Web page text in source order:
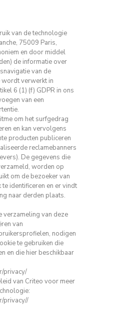
van de technologie
75009 Paris,
en door middel
de informatie over
van de
wordt verwerkt in
6 (1) (f) GDPR in ons
van een
om het surfgedrag
en kan vervolgens
producten publiceren
reclamebanners
De gegevens die
worden op
om de bezoeker van
identificeren en er vindt
naar derden plaats.
verzameling van deze
van
nodigen
te gebruiken die
en die hier beschikbaar
privacy/
van Criteo voor meer
privacy//